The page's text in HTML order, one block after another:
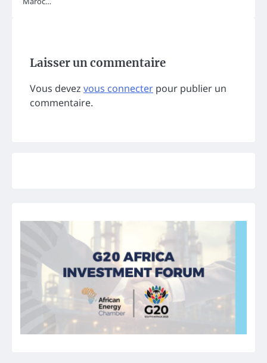
Laisser un commentaire
Vous devez vous connecter pour publier un
commentaire.